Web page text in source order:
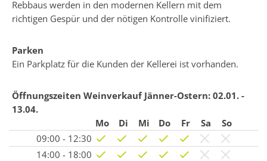
Rebbaus werden in den modernen Kellern mit dem
richtigen Gespür und der nötigen Kontrolle vinifiziert.
Parken
Ein Parkplatz für die Kunden der Kellerei ist vorhanden.
Öffnungszeiten Weinverkauf Jänner-Ostern: 02.01. -
13.04.
Mo
Di Mi Do Fr Sa
So
09:00 - 12:30
14:00 - 18:00